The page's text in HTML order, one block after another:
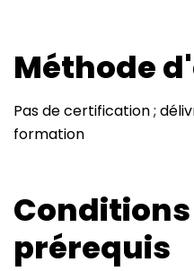
Méthode
Pas de certification ;
formation
prérequis